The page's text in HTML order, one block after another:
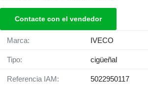
Contacte con el vendedor
Marca: IVECO
Tipo: cigüeñal
Referencia IAM: 5022950117